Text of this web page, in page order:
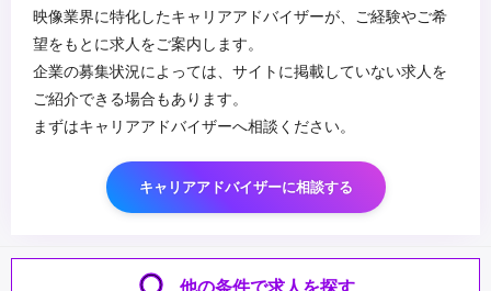
映像業界に特化したキャリアアドバイザーが、ご経験やご希
望をもとに求人をご案内します。
企業の募集状況によっては、サイトに掲載していない求人を
ご紹介できる場合もあります。
まずはキャリアアドバイザーへ相談ください。
キャリアアドバイザーに相談する
他の条件で求人を探す